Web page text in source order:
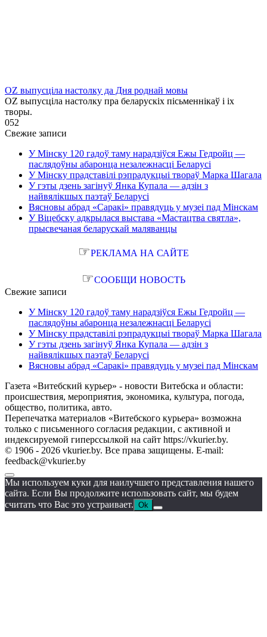
OZ выпусціла настолку да Дня роднай мовы
OZ выпусціла настолку пра беларускіх пісьменнікаў і іх
творы.
052
Свежие записи
У Мінску 120 гадоў таму нарадзіўся Ежы Гедройц —
паслядоўны абаронца незалежнасці Беларусі
У Мінску прадставілі рэпрадукцыі твораў Марка Шагала
У гэты дзень загінуў Янка Купала — адзін з
найвялікшых паэтаў Беларусі
Вясновы абрад «Саракі» правядуць у музеі пад Мінскам
У Віцебску адкрылася выстава «Мастацтва святла»,
прысвечаная беларускай маляванцы
☞РЕКЛАМА НА САЙТЕ
☞СООБЩИ НОВОСТЬ
Свежие записи
У Мінску 120 гадоў таму нарадзіўся Ежы Гедройц —
паслядоўны абаронца незалежнасці Беларусі
У Мінску прадставілі рэпрадукцыі твораў Марка Шагала
У гэты дзень загінуў Янка Купала — адзін з
найвялікшых паэтаў Беларусі
Вясновы абрад «Саракі» правядуць у музеі пад Мінскам
Газета «Витебский курьер» - новости Витебска и области:
происшествия, мероприятия, экономика, культура, погода,
общество, политика, авто.
Перепечатка материалов «Витебского курьера» возможна
только с письменного согласия редакции, с активной и
индексируемой гиперссылкой на сайт https://vkurier.by.
© 1906 - 2026 vkurier.by. Все права защищены. E-mail:
feedback@vkurier.by
Мы используем куки для наилучшего представления нашего
сайта. Если Вы продолжите использовать сайт, мы будем
считать что Вас это устраивает. Ok